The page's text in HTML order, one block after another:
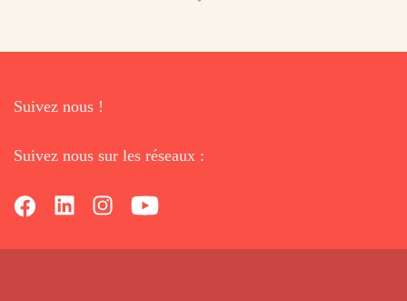
Suivez nous !
Suivez nous sur les réseaux :